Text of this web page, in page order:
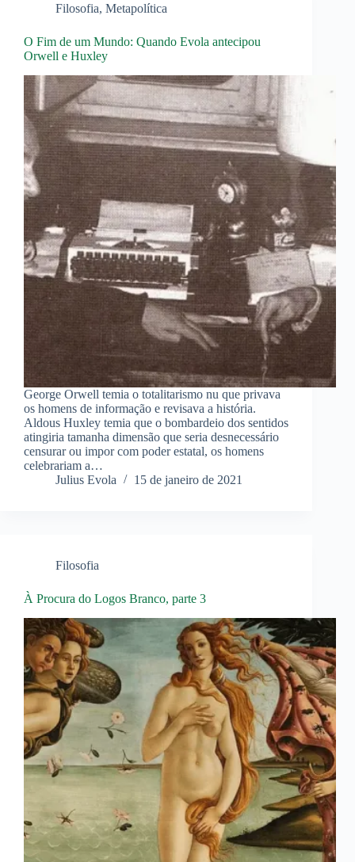
Filosofia, Metapolítica
O Fim de um Mundo: Quando Evola antecipou
Orwell e Huxley
George Orwell temia o totalitarismo nu que privava
os homens de informação e revisava a história.
Aldous Huxley temia que o bombardeio dos sentidos
atingiria tamanha dimensão que seria desnecessário
censurar ou impor com poder estatal, os homens
celebrariam a…
Julius Evola
15 de janeiro de 2021
Filosofia
À Procura do Logos Branco, parte 3